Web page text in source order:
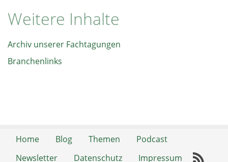
Weitere Inhalte
Archiv unserer Fachtagungen
Branchenlinks
Home Blog Themen
Podcast
Newsletter
Datenschutz Impressum